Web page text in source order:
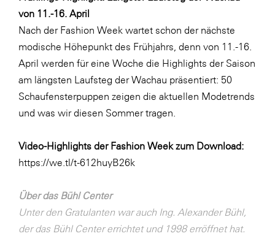
von 11.-16. April
Nach der Fashion Week wartet schon der nächste
modische Höhepunkt des Frühjahrs, denn von 11.-16.
April werden für eine Woche die Highlights der Saison
am längsten Laufsteg der Wachau präsentiert: 50
Schaufensterpuppen zeigen die aktuellen Modetrends
und was wir diesen Sommer tragen.
Video-Highlights der Fashion Week zum Download:
https://we.tl/t-612huyB26k
Über das Bühl Center
Unter den Gratulanten war auch Ing. Alexander Bühl,
der das Bühl Center errichtet und 1998 erröffnet hat.